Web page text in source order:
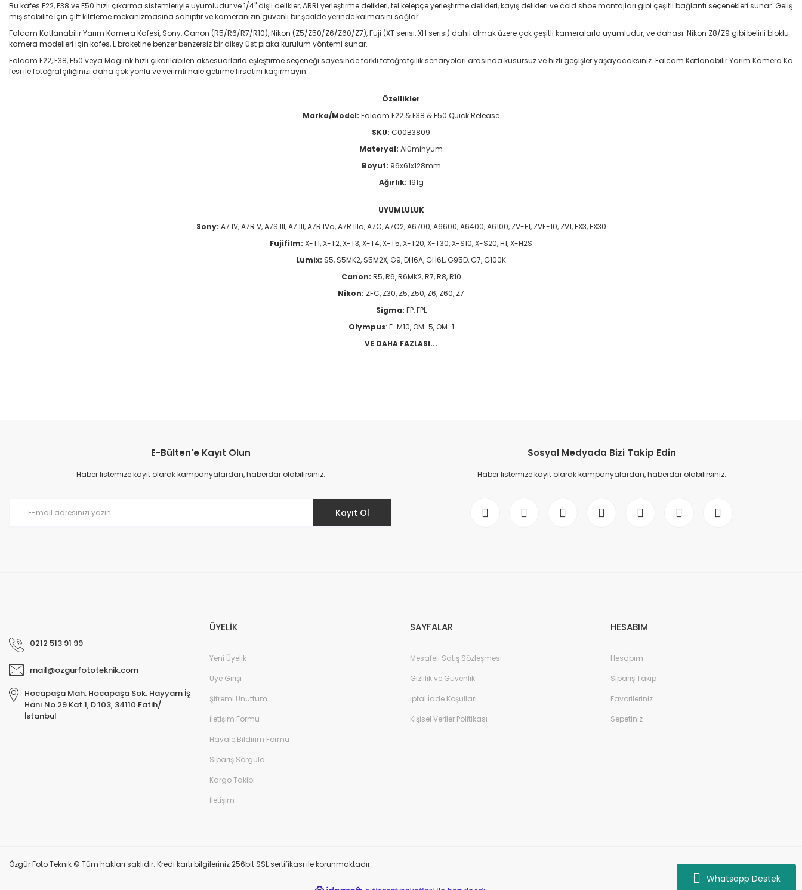
Whatsapp Destek
Bu kafes F22, F38 ve F50 hızlı çıkarma sistemleriyle uyumludur ve 1/4" dişli delikler, ARRI yerleştirme delikleri, tel kelepçe yerleştirme delikleri, kayış delikleri ve cold shoe montajları gibi çeşitli bağlantı seçenekleri sunar. Geliş
miş stabilite için çift kilitleme mekanizmasına sahiptir ve kameranızın güvenli bir şekilde yerinde kalmasını sağlar.
Falcam Katlanabilir Yarım Kamera Kafesi, Sony, Canon (R5/R6/R7/R10), Nikon (Z5/Z50/Z6/Z60/Z7), Fuji (XT serisi, XH serisi) dahil olmak üzere çok çeşitli kameralarla uyumludur, ve dahası. Nikon Z8/Z9 gibi belirli bloklu
kamera modelleri için kafes, L braketine benzer benzersiz bir dikey üst plaka kurulum yöntemi sunar.
Falcam F22, F38, F50 veya Maglink hızlı çıkarılabilen aksesuarlarla eşleştirme seçeneği sayesinde farklı fotoğrafçılık senaryoları arasında kusursuz ve hızlı geçişler yaşayacaksınız. Falcam Katlanabilir Yarım Kamera Ka
fesi ile fotoğrafçılığınızı daha çok yönlü ve verimli hale getirme fırsatını kaçırmayın.
Özellikler
Marka/Model: Falcam F22 & F38 & F50 Quick Release
SKU: C00B3809
Materyal: Alüminyum
Boyut: 96x61x128mm
Ağırlık: 191g
UYUMLULUK
Sony: A7 IV, A7R V, A7S III, A7 III, A7R IVa, A7R IIIa, A7C, A7C2, A6700, A6600, A6400, A6100, ZV-E1, ZVE-10, ZV1, FX3, FX30
Fujifilm: X-T1, X-T2, X-T3, X-T4, X-T5, X-T20, X-T30, X-S10, X-S20, H1, X-H2S
Lumix: S5, S5MK2, S5M2X, G9, DH6A, GH6L, G95D, G7, G100K
Canon: R5, R6, R6MK2, R7, R8, R10
Nikon: ZFC, Z30, Z5, Z50, Z6, Z60, Z7
Sigma: FP, FPL
Olympus: E-M10, OM-5, OM-1
VE DAHA FAZLASI...
Ürün resmi kalitesiz, bozuk veya görüntülenemiyor.
Ürün açıklamasında eksik bilgiler bulunuyor.
E-Bülten'e Kayıt Olun
Haber listemize kayıt olarak kampanyalardan, haberdar olabilirsiniz.
Kayıt Ol
Sosyal Medyada Bizi Takip Edin
Haber listemize kayıt olarak kampanyalardan, haberdar olabilirsiniz.
0212 513 91 99
mail@ozgurfototeknik.com
Hocapaşa Mah. Hocapaşa Sok. Hayyam İş
Hanı No.29 Kat.1, D:103, 34110 Fatih/
İstanbul
ÜYELİK
Yeni Üyelik
Üye Girişi
Şifremi Unuttum
İletişim Formu
Havale Bildirim Formu
Sipariş Sorgula
Kargo Takibi
İletişim
SAYFALAR
Mesafeli Satış Sözleşmesi
Gizlilik ve Güvenlik
İptal İade Koşullari
Kişisel Veriler Politikası
HESABIM
Hesabım
Sipariş Takip
Favorileriniz
Sepetiniz
Özgür Foto Teknik © Tüm hakları saklıdır. Kredi kartı bilgileriniz 256bit SSL sertifikası ile korunmaktadır.